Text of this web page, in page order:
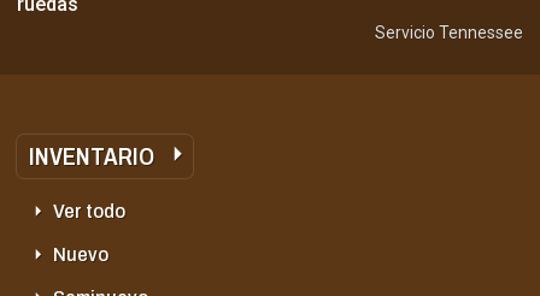
Servicio Tennessee
INVENTARIO
Ver todo
Nuevo